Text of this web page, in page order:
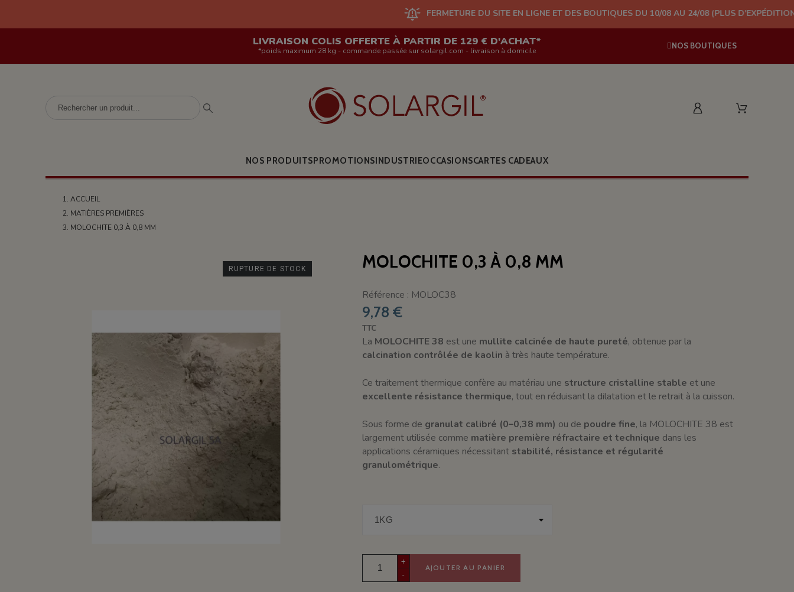
FERMETURE DU SITE EN LIGNE ET DES BOUTIQUES DU 10/08 AU 24/08 (PLUS D'EXPÉDITION À PARTIR
LIVRAISON COLIS OFFERTE À PARTIR DE 129 € D'ACHAT*
*poids maximum 28 kg - commande passée sur solargil.com - livraison à domicile
NOS BOUTIQUES
NOS PRODUITSPROMOTIONSINDUSTRIEOCCASIONSCARTES CADEAUX
ACCUEIL
MATIÈRES PREMIÈRES
MOLOCHITE 0,3 À 0,8 MM
RUPTURE DE STOCK MOLOCHITE 0,3 À 0,8 MM
Référence : MOLOC38
9,78 €
TTC
La MOLOCHITE 38 est une mullite calcinée de haute pureté, obtenue par la
calcination contrôlée de kaolin à très haute température.
Ce traitement thermique confère au matériau une structure cristalline stable et une
excellente résistance thermique, tout en réduisant la dilatation et le retrait à la cuisson.
Sous forme de granulat calibré (0–0,38 mm) ou de poudre fine, la MOLOCHITE 38 est
largement utilisée comme matière première réfractaire et technique dans les
applications céramiques nécessitant stabilité, résistance et régularité
granulométrique.
+
-
AJOUTER AU PANIER